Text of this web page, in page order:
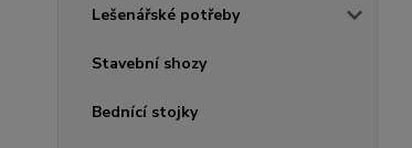
Lešenářské potřeby
Stavební shozy
Bednící stojky